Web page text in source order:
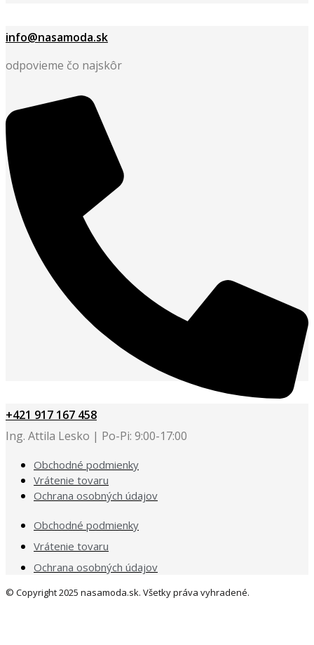
info@nasamoda.sk
odpovieme čo najskôr
+421 917 167 458
Ing. Attila Lesko | Po-Pi: 9:00-17:00
Obchodné podmienky
Vrátenie tovaru
Ochrana osobných údajov
Obchodné podmienky
Vrátenie tovaru
Ochrana osobných údajov
© Copyright 2025 nasamoda.sk. Všetky práva vyhradené.